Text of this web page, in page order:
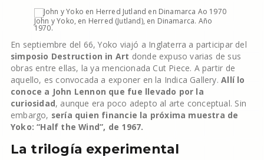
John y Yoko, en Herred (Jutland), en Dinamarca. Año
1970.
En septiembre del 66, Yoko viajó a Inglaterra a participar del
simposio Destruction in Art donde expuso varias de sus
obras entre ellas, la ya mencionada Cut Piece. A partir de
aquello, es convocada a exponer en la Indica Gallery.Allí lo
conoce a John Lennon que fue llevado por la
curiosidad, aunque era poco adepto al arte conceptual. Sin
embargo, sería quien financie la próxima muestra de
Yoko: “Half the Wind”, de 1967.
La trilogía experimental